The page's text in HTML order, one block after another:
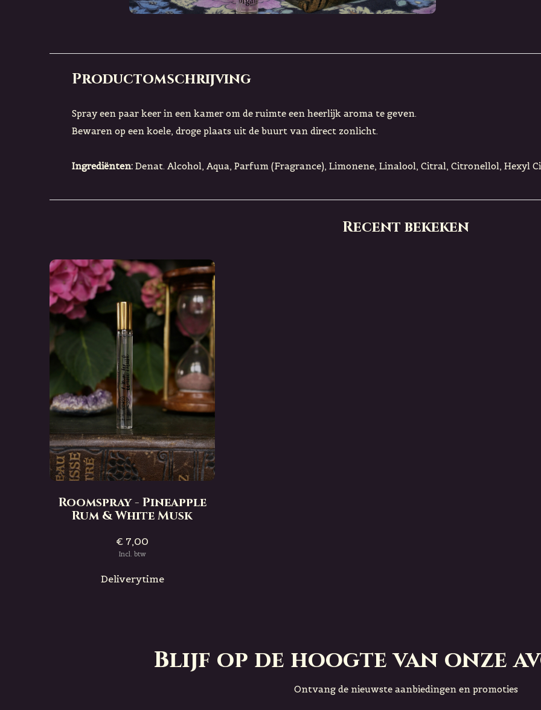
Productomschrijving
Spray een paar keer in een kamer om de ruimte een heerlijk aroma te geven.
Bewaren op een koele, droge plaats uit de buurt van direct zonlicht.
Ingrediënten: Denat. Alcohol, Aqua, Parfum (Fragrance), Limonene, Linalool, Citral, Citronellol, Hexyl
Recent bekeken
Roomspray - Pineapple
Rum & White Musk
€ 7,00
Incl. btw
Deliverytime
Blijf op de hoogte van onze
Ontvang de nieuwste aanbiedingen en promoties